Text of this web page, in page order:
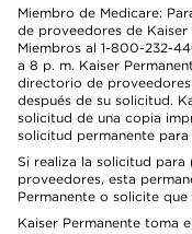
Miembro de Medicare:
de proveedores de Kaiser
Miembros al 1-800-232-
a 8 p. m. Kaiser
directorio de
después de su solicitud.
solicitud de una copia
solicitud permanente
Si realiza la solicitud
proveedores, esta
Permanente o solicite
Kaiser Permanente toma